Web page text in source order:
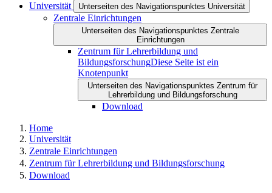
Universität Unterseiten des Navigationspunktes Universität
Zentrale Einrichtungen
Unterseiten des Navigationspunktes Zentrale
Einrichtungen
Zentrum für Lehrerbildung und
BildungsforschungDiese Seite ist ein
Knotenpunkt
Unterseiten des Navigationspunktes Zentrum für
Lehrerbildung und Bildungsforschung
Download
Home
Universität
Zentrale Einrichtungen
Zentrum für Lehrerbildung und Bildungsforschung
Download